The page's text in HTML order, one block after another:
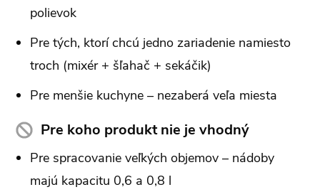
polievok
Pre tých, ktorí chcú jedno zariadenie namiesto
troch (mixér + šľahač + sekáčik)
Pre menšie kuchyne – nezaberá veľa miesta
Pre koho produkt nie je vhodný
Pre spracovanie veľkých objemov – nádoby
majú kapacitu 0,6 a 0,8 l